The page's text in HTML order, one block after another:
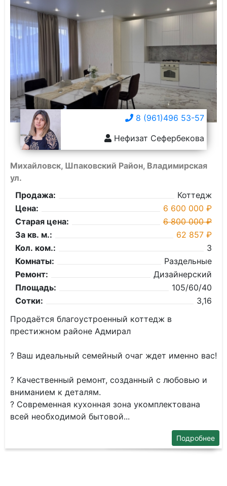
8 (961)496 53-57
Нефизат Сефербекова
Михайловск, Шпаковский Район, Владимирская
ул.
Продажа:
Коттедж
Цена:
6 600 000 ₽
Старая цена:
6 800 000 ₽
За кв. м.:
62 857 ₽
Кол. ком.:
3
Комнаты:
Раздельные
Ремонт:
Дизайнерский
Площадь:
105/60/40
Сотки:
3,16
Продаётся благоустроенный коттедж в
престижном районе Адмирал
? Ваш идеальный семейный очаг ждет именно вас!
? Качественный ремонт, созданный с любовью и
вниманием к деталям.
? Современная кухонная зона укомплектована
всей необходимой бытовой...
Подробнее